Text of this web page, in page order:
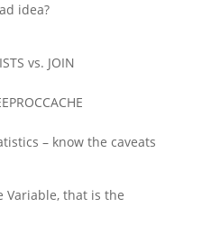
idea?
vs. JOIN
– know the caveats
Variable, that is the